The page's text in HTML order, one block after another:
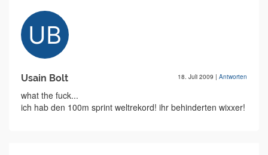
Usain Bolt 18. Juli 2009 | Antworten
what the fuck...
ich hab den 100m sprint weltrekord! ihr behinderten wixxer!